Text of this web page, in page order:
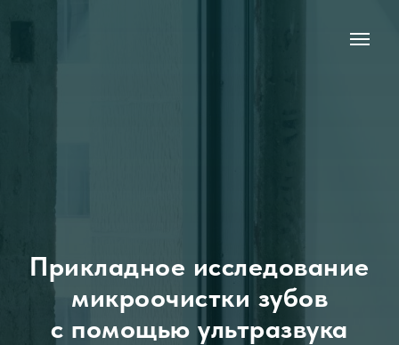
Прикладное исследование
микроочистки зубов
с помощью ультразвука